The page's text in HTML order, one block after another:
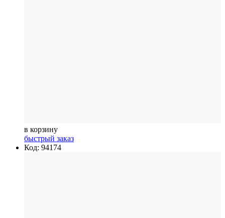
в корзину
быстрый заказ
Код: 94174